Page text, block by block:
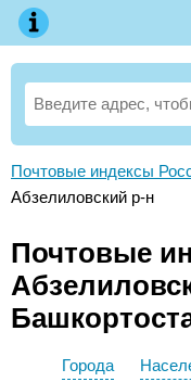
Почтовые индексы
Абзелиловский р-н
Почтовые
Города